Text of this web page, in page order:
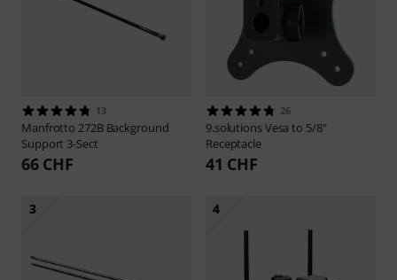
13
Manfrotto272B Background
Support 3-Sect
66 CHF
26
9.solutionsVesa to 5/8"
Receptacle
41 CHF
3 4